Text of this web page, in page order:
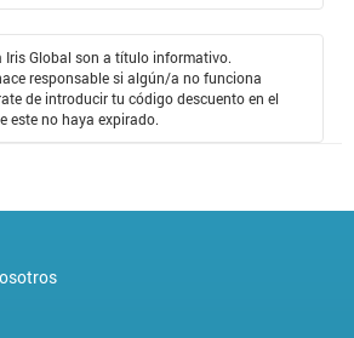
Iris Global son a título informativo.
responsable si algún/a no funciona
de introducir tu código descuento en el
este no haya expirado.